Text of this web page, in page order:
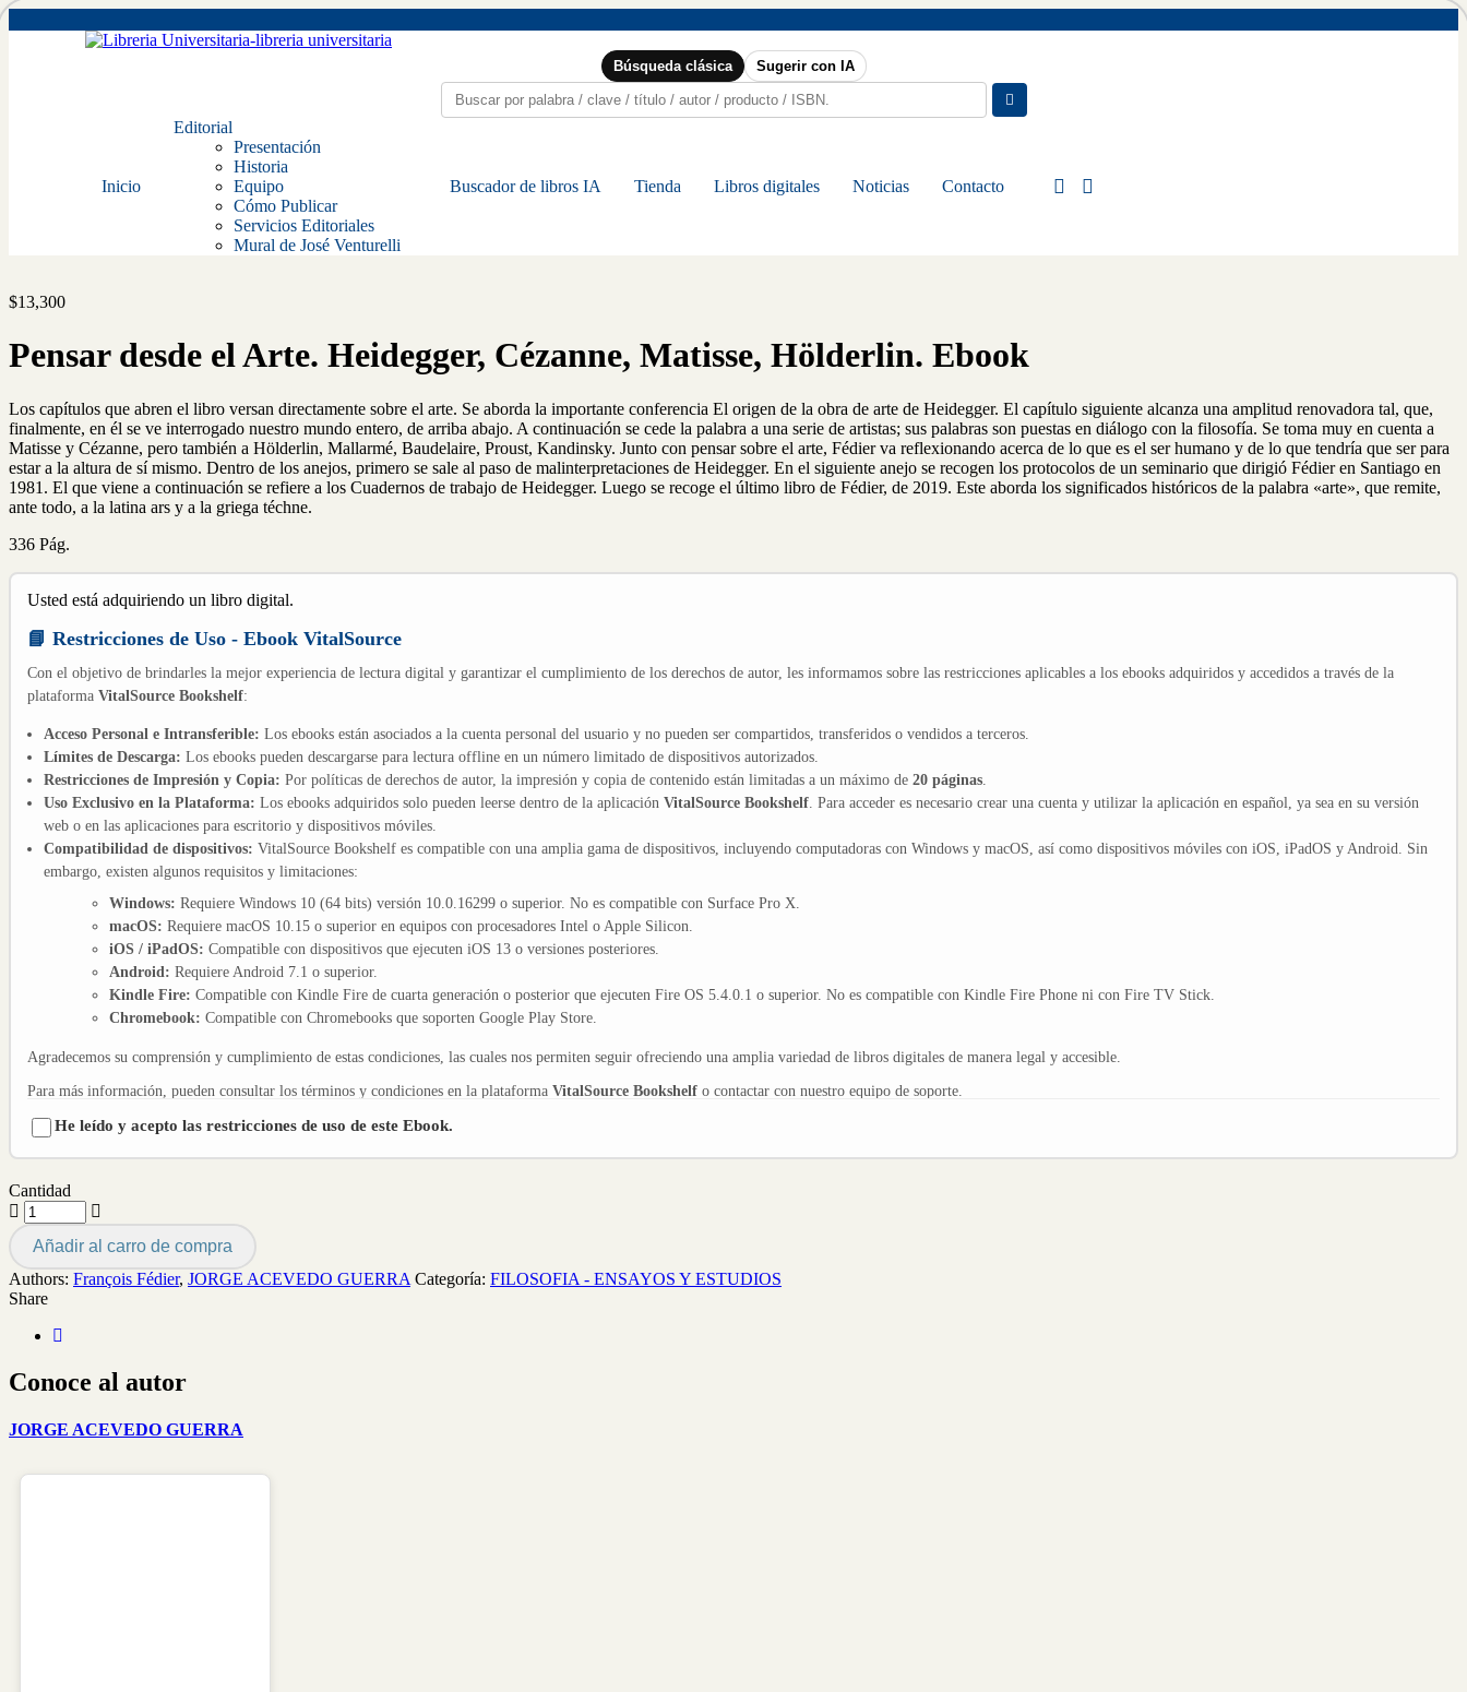
Búsqueda clásica Sugerir con IA
Inicio
Editorial
Presentación
Historia
Equipo
Cómo Publicar
Servicios Editoriales
Mural de José Venturelli
Buscador de libros IA Tienda Libros digitales Noticias Contacto
$13,300
Pensar desde el Arte. Heidegger, Cézanne, Matisse, Hölderlin. Ebook
Los capítulos que abren el libro versan directamente sobre el arte. Se aborda la importante conferencia El origen de la obra de arte de Heidegger. El capítulo siguiente alcanza una amplitud renovadora tal, que,
finalmente, en él se ve interrogado nuestro mundo entero, de arriba abajo. A continuación se cede la palabra a una serie de artistas; sus palabras son puestas en diálogo con la filosofía. Se toma muy en cuenta a
Matisse y Cézanne, pero también a Hölderlin, Mallarmé, Baudelaire, Proust, Kandinsky. Junto con pensar sobre el arte, Fédier va reflexionando acerca de lo que es el ser humano y de lo que tendría que ser para
estar a la altura de sí mismo. Dentro de los anejos, primero se sale al paso de malinterpretaciones de Heidegger. En el siguiente anejo se recogen los protocolos de un seminario que dirigió Fédier en Santiago en
1981. El que viene a continuación se refiere a los Cuadernos de trabajo de Heidegger. Luego se recoge el último libro de Fédier, de 2019. Este aborda los significados históricos de la palabra «arte», que remite,
ante todo, a la latina ars y a la griega téchne.
336 Pág.
Usted está adquiriendo un libro digital.
📘 Restricciones de Uso - Ebook VitalSource
Con el objetivo de brindarles la mejor experiencia de lectura digital y garantizar el cumplimiento de los derechos de autor, les informamos sobre las restricciones aplicables a los ebooks adquiridos y accedidos a través de la
plataforma VitalSource Bookshelf:
Acceso Personal e Intransferible: Los ebooks están asociados a la cuenta personal del usuario y no pueden ser compartidos, transferidos o vendidos a terceros.
Límites de Descarga: Los ebooks pueden descargarse para lectura offline en un número limitado de dispositivos autorizados.
Restricciones de Impresión y Copia: Por políticas de derechos de autor, la impresión y copia de contenido están limitadas a un máximo de 20 páginas.
Uso Exclusivo en la Plataforma: Los ebooks adquiridos solo pueden leerse dentro de la aplicación VitalSource Bookshelf. Para acceder es necesario crear una cuenta y utilizar la aplicación en español, ya sea en su versión
web o en las aplicaciones para escritorio y dispositivos móviles.
Compatibilidad de dispositivos: VitalSource Bookshelf es compatible con una amplia gama de dispositivos, incluyendo computadoras con Windows y macOS, así como dispositivos móviles con iOS, iPadOS y Android. Sin
embargo, existen algunos requisitos y limitaciones:
Windows: Requiere Windows 10 (64 bits) versión 10.0.16299 o superior. No es compatible con Surface Pro X.
macOS: Requiere macOS 10.15 o superior en equipos con procesadores Intel o Apple Silicon.
iOS / iPadOS: Compatible con dispositivos que ejecuten iOS 13 o versiones posteriores.
Android: Requiere Android 7.1 o superior.
Kindle Fire: Compatible con Kindle Fire de cuarta generación o posterior que ejecuten Fire OS 5.4.0.1 o superior. No es compatible con Kindle Fire Phone ni con Fire TV Stick.
Chromebook: Compatible con Chromebooks que soporten Google Play Store.
Agradecemos su comprensión y cumplimiento de estas condiciones, las cuales nos permiten seguir ofreciendo una amplia variedad de libros digitales de manera legal y accesible.
Para más información, pueden consultar los términos y condiciones en la plataforma VitalSource Bookshelf o contactar con nuestro equipo de soporte.
He leído y acepto las restricciones de uso de este Ebook.
Cantidad
Añadir al carro de compra
Authors: François Fédier, JORGE ACEVEDO GUERRA Categoría: FILOSOFIA - ENSAYOS Y ESTUDIOS
Share
Conoce al autor
JORGE ACEVEDO GUERRA